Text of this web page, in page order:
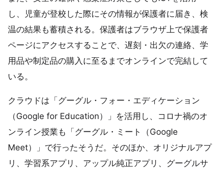
し、児童が登校した際にその情報が保護者に届き、検
温の結果も蓄積される。保護者はブラウザ上で保護者
ページにアクセスすることで、遅刻・出欠の連絡、学
用品や制定品の購入に至るまでオンラインで完結して
いる。
クラウドは「グーグル・フォー・エディケーション
（Google for Education）」を活用し、コロナ禍のオ
ンライン授業も「グーグル・ミート（Google
Meet）」で行ったそうだ。そのほか、オリジナルアプ
リ、学習系アプリ、アップル純正アプリ、グーグルサ